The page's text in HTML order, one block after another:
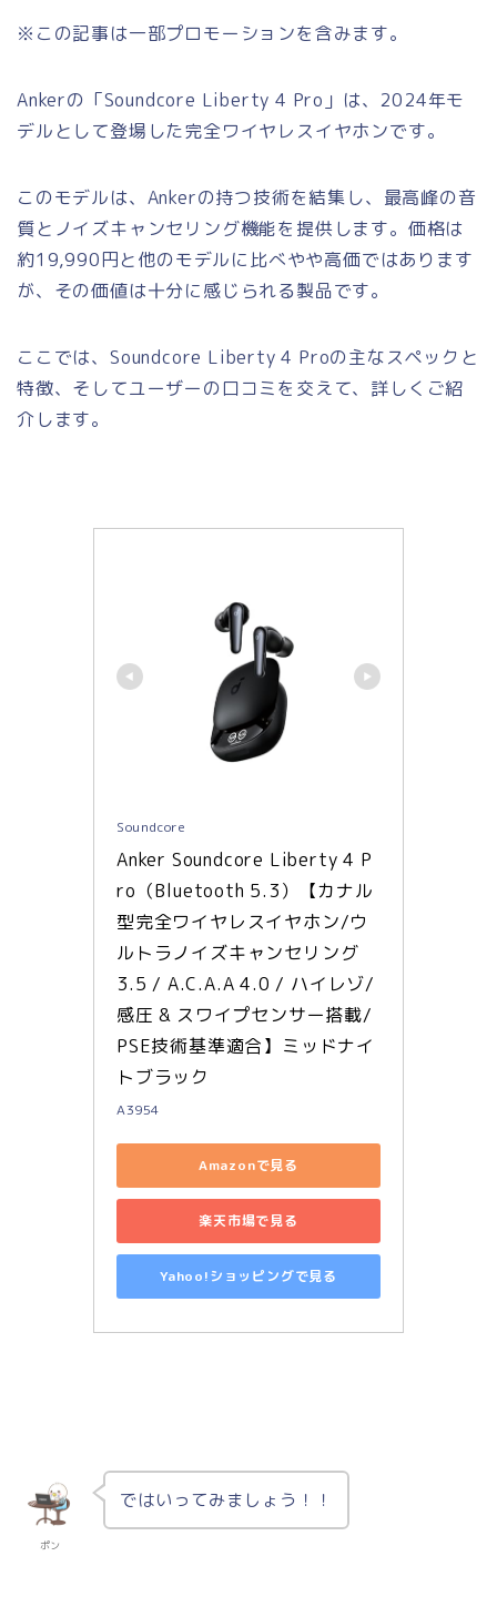
※この記事は一部プロモーションを含みます。
Ankerの「Soundcore Liberty 4 Pro」は、2024年モ
デルとして登場した完全ワイヤレスイヤホンです。
このモデルは、Ankerの持つ技術を結集し、最高峰の音
質とノイズキャンセリング機能を提供します。価格は
約19,990円と他のモデルに比べやや高価ではあります
が、その価値は十分に感じられる製品です。
ここでは、Soundcore Liberty 4 Proの主なスペックと
特徴、そしてユーザーの口コミを交えて、詳しくご紹
介します。
Soundcore
Anker Soundcore Liberty 4 P
ro（Bluetooth 5.3）【カナル
型完全ワイヤレスイヤホン/ウ
ルトラノイズキャンセリング
3.5 / A.C.A.A 4.0 / ハイレゾ/
感圧 & スワイプセンサー搭載/
PSE技術基準適合】ミッドナイ
トブラック
A3954
Amazonで見る
楽天市場で見る
Yahoo!ショッピングで見る
ポン
ではいってみましょう！！